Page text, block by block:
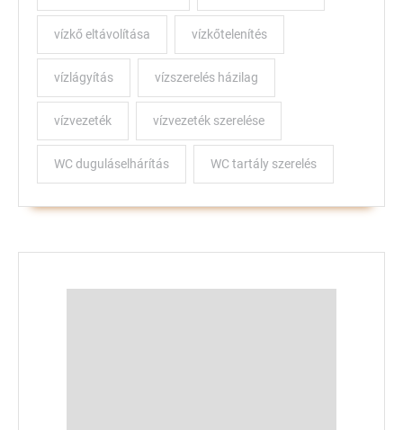
vízkő eltávolítása vízkőtelenítés
vízlágyítás vízszerelés házilag
vízvezeték vízvezeték szerelése
WC duguláselhárítás WC tartály szerelés